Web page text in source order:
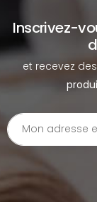
Inscrivez-
et recevez